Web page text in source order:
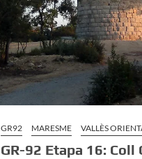
GR92 MARESME VALLÈS
GR-92 Etapa 16: Coll